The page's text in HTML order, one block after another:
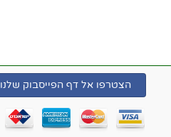
הצטרפו אל דף הפייסבוק שלנו